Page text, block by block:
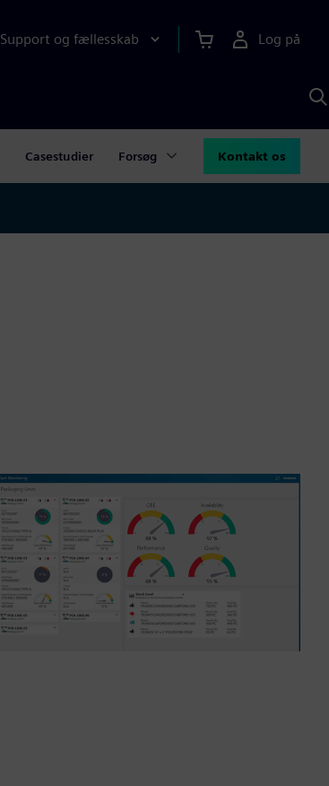
Support og fællesskab Log på
Casestudier Forsøg Kontakt os